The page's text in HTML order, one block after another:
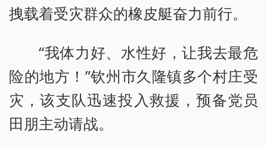
拽载着受灾群众的橡皮艇奋力前行。
“我体力好、水性好，让我去最危
险的地方！”钦州市久隆镇多个村庄受
灾，该支队迅速投入救援，预备党员
田朋主动请战。